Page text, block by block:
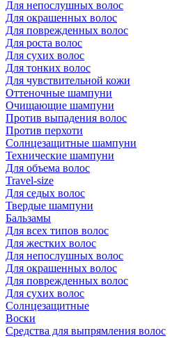
Для непослушных волос
Для окрашенных волос
Для поврежденных волос
Для роста волос
Для сухих волос
Для тонких волос
Для чувствительной кожи
Оттеночные шампуни
Очищающие шампуни
Против выпадения волос
Против перхоти
Солнцезащитные шампуни
Технические шампуни
Для объема волос
Travel-size
Для седых волос
Твердые шампуни
Бальзамы
Для всех типов волос
Для жестких волос
Для непослушных волос
Для окрашенных волос
Для поврежденных волос
Для сухих волос
Солнцезащитные
Воски
Средства для выпрямления волос